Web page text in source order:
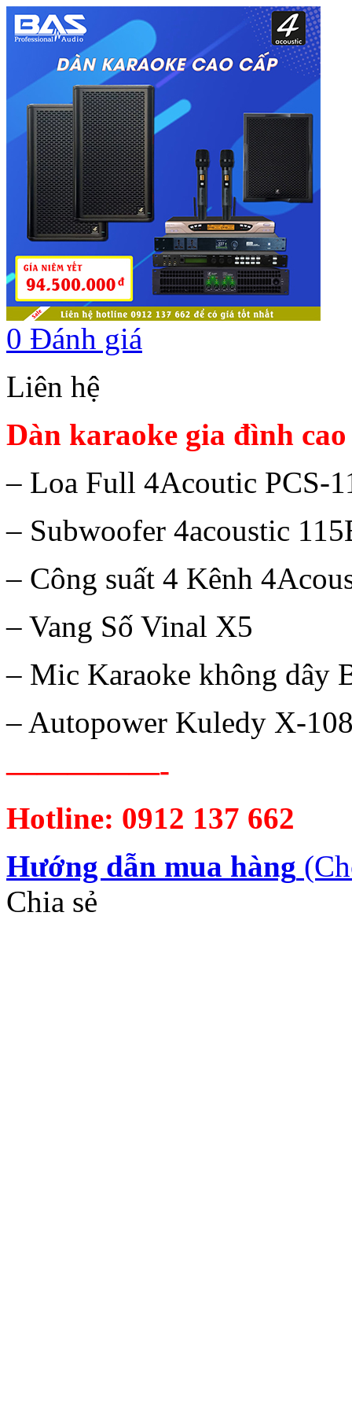
0 Đánh giá
Liên hệ
Dàn karaoke gia đình
– Loa Full 4Acoutic PCS-
– Subwoofer 4acoustic
– Công suất 4 Kênh
– Vang Số Vinal X5
– Mic Karaoke không dây
– Autopower Kuledy X-
—————-
Hotline: 0912 137 662
Hướng dẫn mua hàng
Chia sẻ